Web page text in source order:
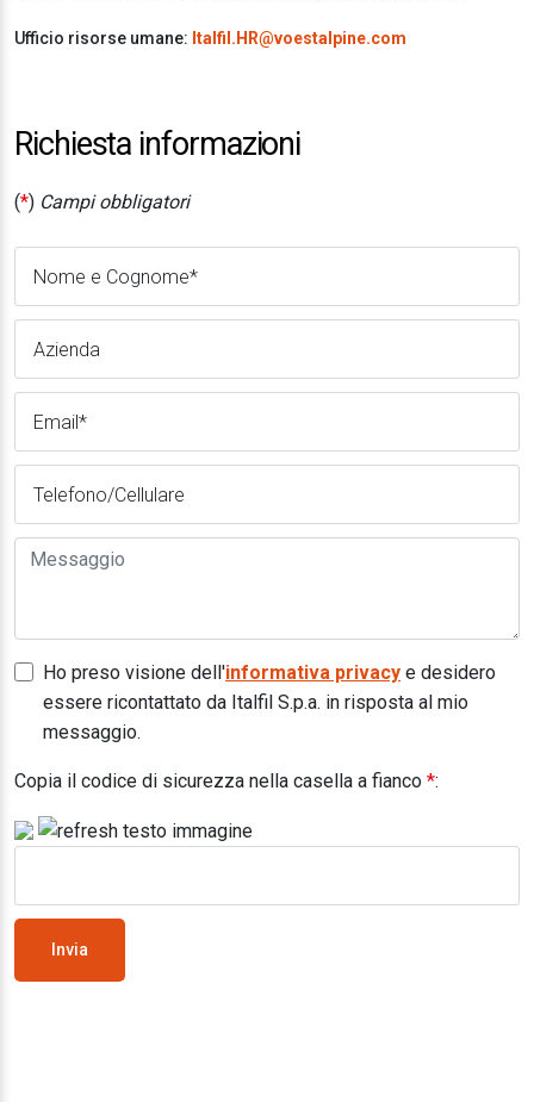
Ufficio risorse umane: Italfil.HR@voestalpine.com
Richiesta informazioni
(*) Campi obbligatori
Ho preso visione dell'informativa privacy e desidero
essere ricontattato da Italfil S.p.a. in risposta al mio
messaggio.
Copia il codice di sicurezza nella casella a fianco *:
Invia